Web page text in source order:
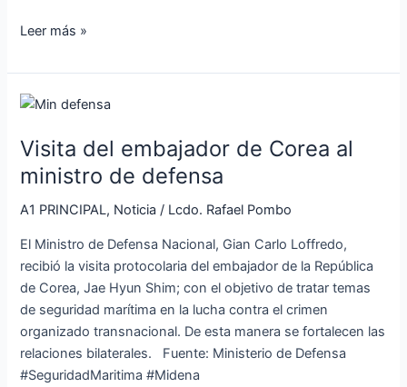
Leer más »
Visita del embajador de Corea al
ministro de defensa
A1 PRINCIPAL, Noticia / Lcdo. Rafael Pombo
El Ministro de Defensa Nacional, Gian Carlo Loffredo,
recibió la visita protocolaria del embajador de la República
de Corea, Jae Hyun Shim; con el objetivo de tratar temas
de seguridad marítima en la lucha contra el crimen
organizado transnacional. De esta manera se fortalecen las
relaciones bilaterales. Fuente: Ministerio de Defensa
#SeguridadMaritima #Midena
Visita
embajador
de
al